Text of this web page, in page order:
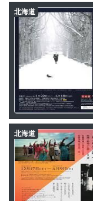
北海道
北海道